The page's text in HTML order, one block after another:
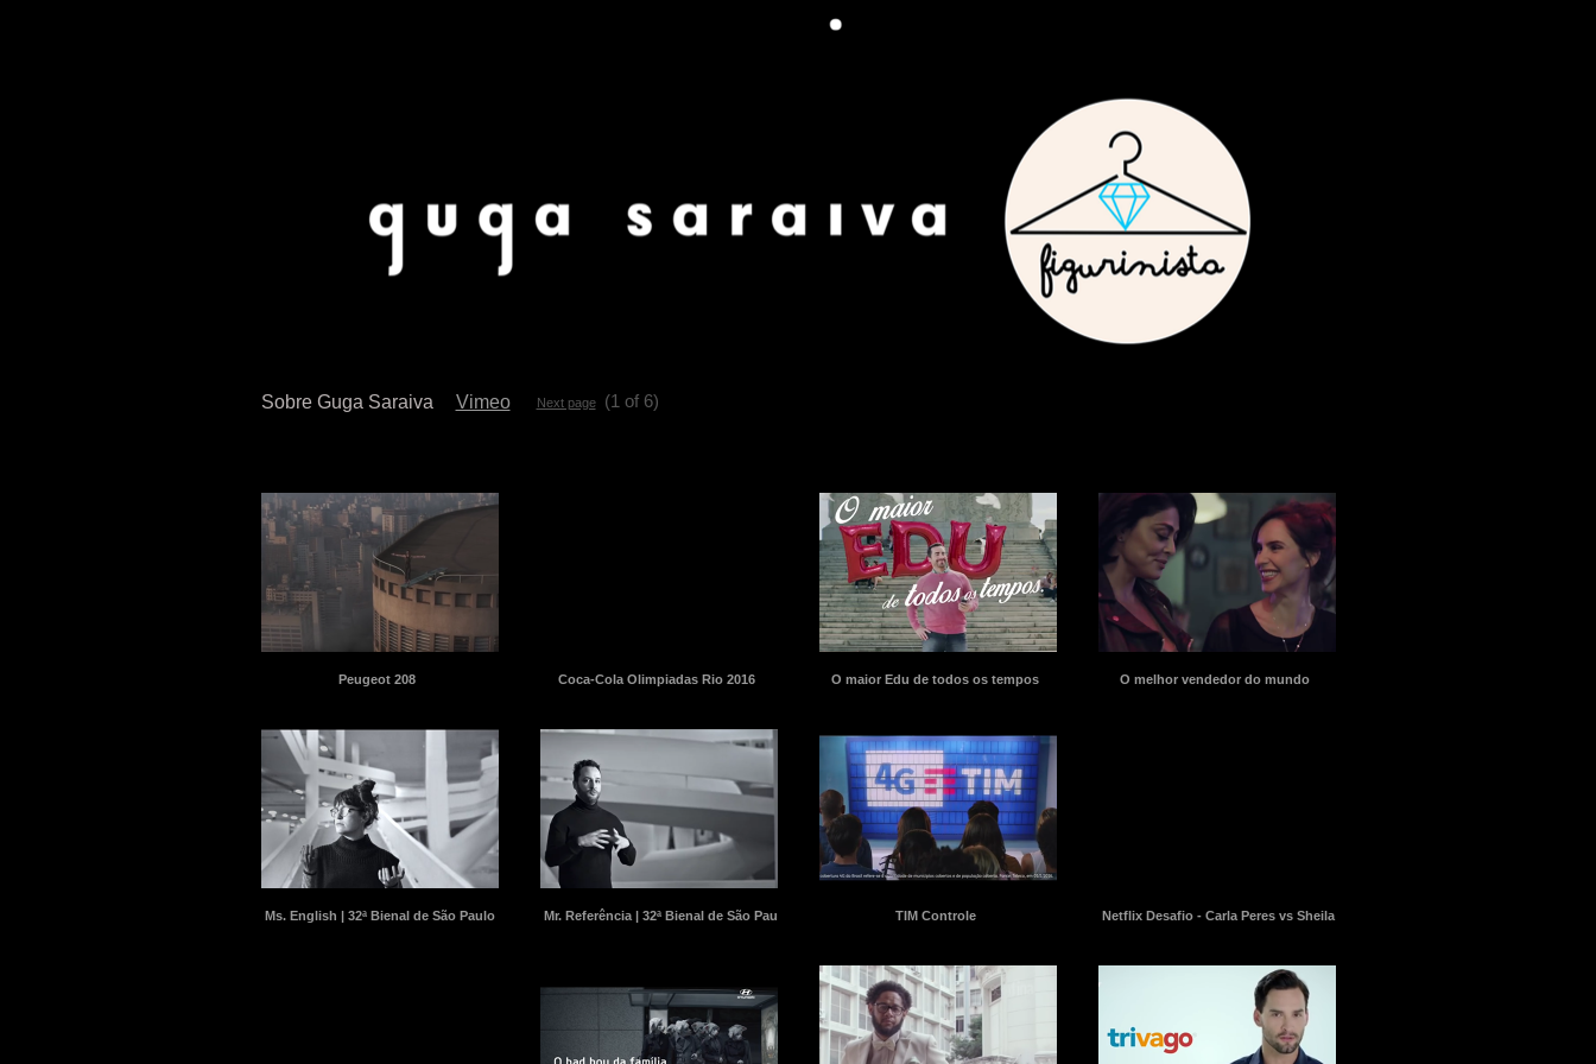
Sobre Guga Saraiva Vimeo Next page (1 of 6)
Peugeot 208 Coca-Cola Olimpiadas Rio 2016 O maior Edu de todos os tempos O melhor vendedor do mundo
Ms. English | 32ª Bienal de São Paulo Mr. Referência | 32ª Bienal de São Paulo TIM Controle Netflix Desafio - Carla Peres vs Sheila Melo